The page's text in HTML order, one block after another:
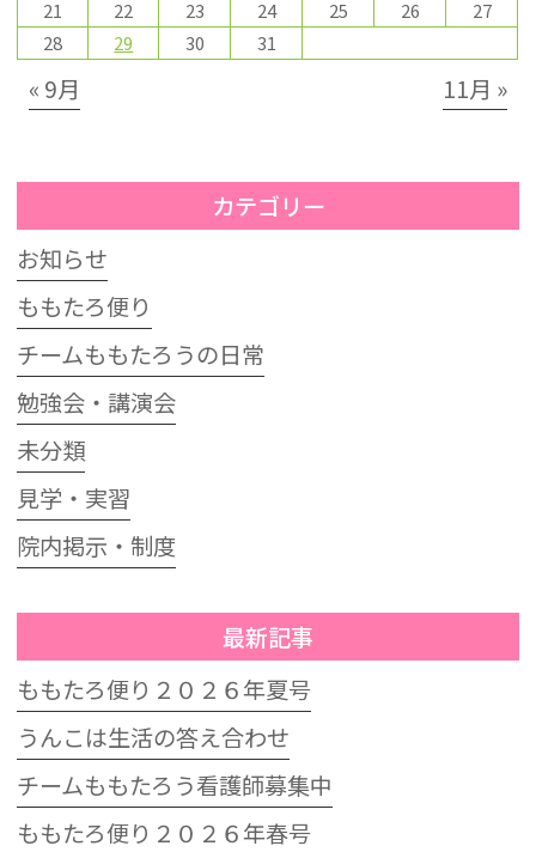
21 22 23 24 25 26
27
28
29 30 31
« 9月 11月 »
カテゴリー
お知らせ
ももたろ便り
チームももたろうの日常
勉強会・講演会
未分類
見学・実習
院内掲示・制度
最新記事
ももたろ便り２０２６年夏号
うんこは生活の答え合わせ
チームももたろう看護師募集中
ももたろ便り２０２６年春号